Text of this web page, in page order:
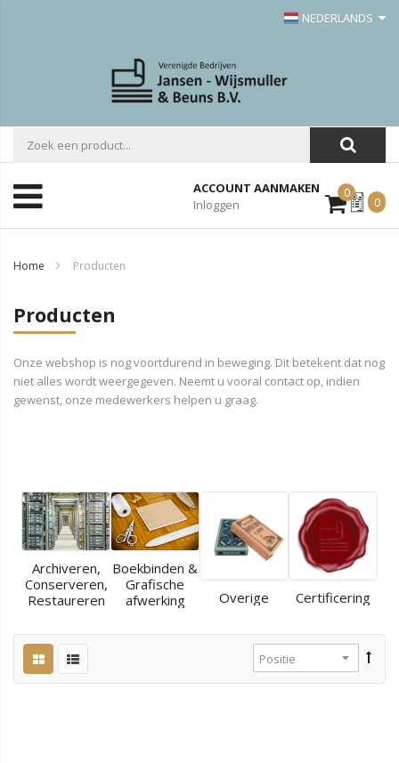
NEDERLANDS
ACCOUNT AANMAKEN
Inloggen
0Mijn
Offerte
0
Home Producten
Producten
Onze webshop is nog voortdurend in beweging. Dit betekent dat nog
niet alles wordt weergegeven. Neemt u vooral contact op, indien
gewenst, onze medewerkers helpen u graag.
Archiveren,
Conserveren,
Restaureren
Boekbinden &
Grafische
afwerking
Overige Certificering